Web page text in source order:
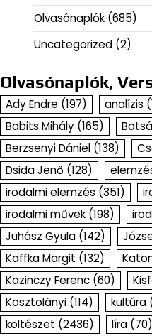
Olvasónaplók (685)
Uncategorized (2)
Olvasónaplók,
Ady Endre (197) analízis
Babits Mihály (165)
Berzsenyi Dániel (138)
Dsida Jenő (128)
irodalmi elemzés (351)
irodalmi művek (198)
Juhász Gyula (142)
Kaffka Margit (132)
Kazinczy Ferenc (60)
Kosztolányi (114) kultúra
költészet (2436) líra (70)